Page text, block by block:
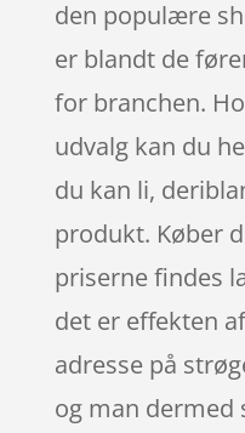
den populære
er blandt de
for branchen.
udvalg kan du
du kan li,
produkt. Køber
priserne findes
det er effekten
adresse på
og man dermed